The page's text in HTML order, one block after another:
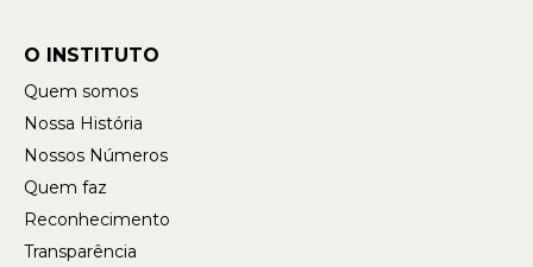
O INSTITUTO
Quem somos
Nossa História
Nossos Números
Quem faz
Reconhecimento
Transparência